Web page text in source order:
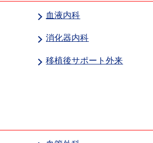
血液内科
消化器内科
移植後サポート外来